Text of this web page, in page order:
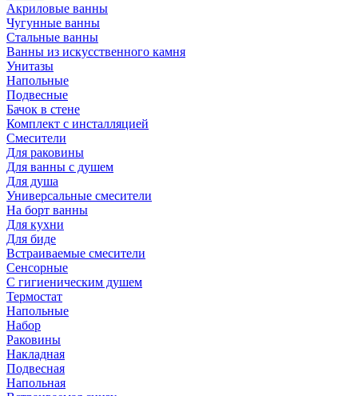
Акриловые ванны
Чугунные ванны
Стальные ванны
Ванны из искусственного камня
Унитазы
Напольные
Подвесные
Бачок в стене
Комплект с инсталляцией
Смесители
Для раковины
Для ванны с душем
Для душа
Универсальные смесители
На борт ванны
Для кухни
Для биде
Встраиваемые смесители
Сенсорные
С гигиеническим душем
Термостат
Напольные
Набор
Раковины
Накладная
Подвесная
Напольная